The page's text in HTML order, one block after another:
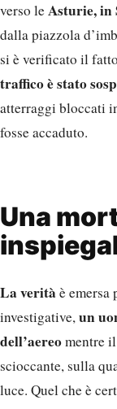
verso leAsturie, in
dalla piazzola
si è verificato il
traffico è stato
atterraggi bloccati
fosse accaduto.
Una
La verità è
investigative,un
dell’aereomentre
scioccante, sulla
luce. Quel che è